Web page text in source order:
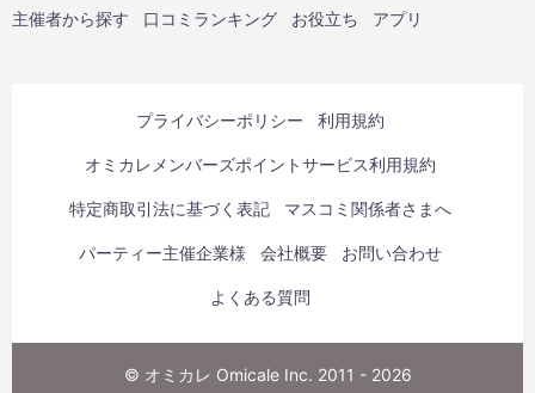
主催者から探す 口コミランキング お役立ち アプリ
プライバシーポリシー 利用規約
オミカレメンバーズポイントサービス利用規約
特定商取引法に基づく表記 マスコミ関係者さまへ
パーティー主催企業様 会社概要 お問い合わせ
よくある質問
© オミカレ Omicale Inc. 2011 - 2026